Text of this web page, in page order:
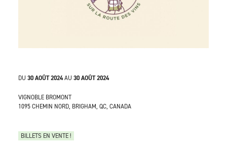
DU 30 AOÛT 2024AU 30 AOÛT 2024
VIGNOBLE BROMONT
1095 CHEMIN NORD, BRIGHAM, QC, CANADA
BILLETS EN VENTE !